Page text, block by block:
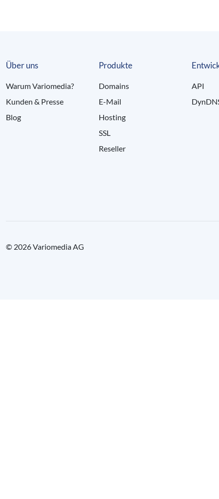
Über uns
Warum Variomedia?
Kunden & Presse
Blog
Produkte
Domains
E-Mail
Hosting
SSL
Reseller
API
© 2026 Variomedia AG